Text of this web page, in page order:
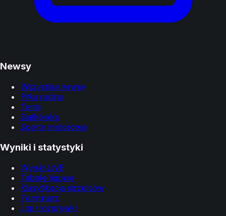
Newsy
Wszystkie newsy
Piłka nożna
Tenis
Siatkówka
Sporty motorowe
Wyniki i statystyki
Wyniki LIVE
Tabele ligowe
Klasyfikacja strzelców
Terminarz
Ligi i rozgrywki